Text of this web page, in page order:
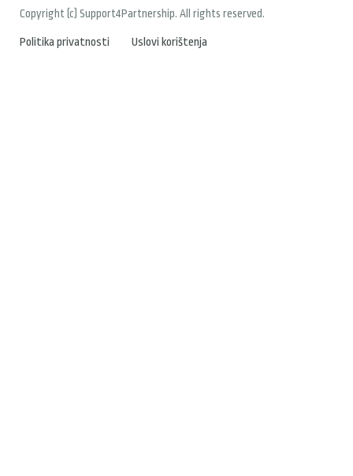
Copyright (c) Support4Partnership. All rights reserved.
Politika privatnosti Uslovi korištenja